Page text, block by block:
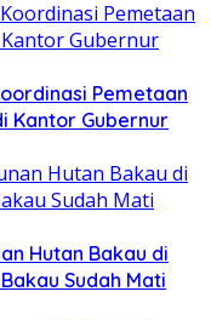
Pemetaan
Kantor Gubernur
Hutan Bakau di
Sudah Mati